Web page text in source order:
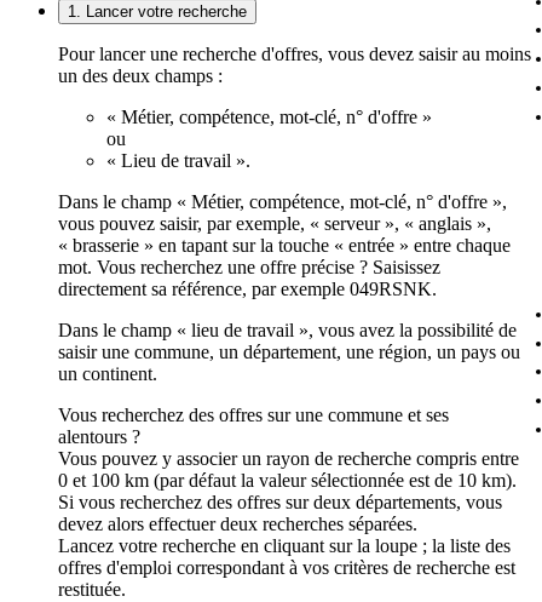
1. Lancer votre recherche
Pour lancer une recherche d'offres, vous devez saisir au moins
un des deux champs :
« Métier, compétence, mot-clé, n° d'offre »
ou
« Lieu de travail ».
Dans le champ « Métier, compétence, mot-clé, n° d'offre »,
vous pouvez saisir, par exemple, « serveur », « anglais »,
« brasserie » en tapant sur la touche « entrée » entre chaque
mot. Vous recherchez une offre précise ? Saisissez
directement sa référence, par exemple 049RSNK.
Dans le champ « lieu de travail », vous avez la possibilité de
saisir une commune, un département, une région, un pays ou
un continent.
Vous recherchez des offres sur une commune et ses
alentours ?
Vous pouvez y associer un rayon de recherche compris entre
0 et 100 km (par défaut la valeur sélectionnée est de 10 km).
Si vous recherchez des offres sur deux départements, vous
devez alors effectuer deux recherches séparées.
Lancez votre recherche en cliquant sur la loupe ; la liste des
offres d'emploi correspondant à vos critères de recherche est
restituée.